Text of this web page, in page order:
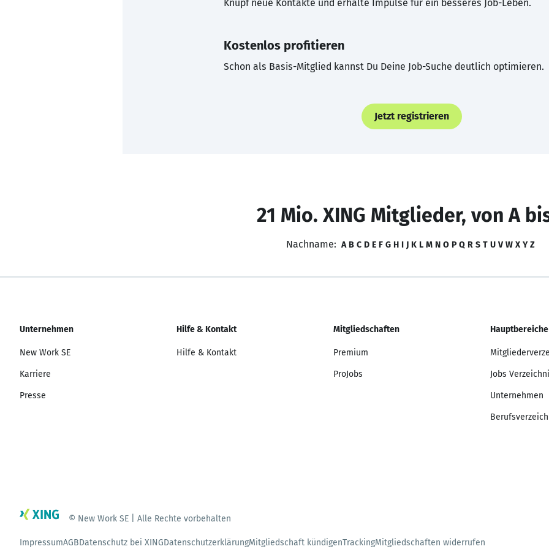
Knüpf neue Kontakte und erhalte Impulse für ein besseres Job-Leben.
Kostenlos profitieren
Schon als Basis-Mitglied kannst Du Deine Job-Suche deutlich optimieren.
Jetzt registrieren
21 Mio. XING Mitglieder, von A
Nachname: A B C D E F G H I J K L M N O P Q R S T U V W X Y Z
Unternehmen
New Work SE
Karriere
Presse
Hilfe & Kontakt
Hilfe & Kontakt
Mitgliedschaften
Premium
ProJobs
Hauptbereiche
Jobs
Unternehmen
© New Work SE | Alle Rechte vorbehalten
ImpressumAGBDatenschutz bei XINGDatenschutzerklärungMitgliedschaft kündigenTrackingMitgliedschaften widerrufen